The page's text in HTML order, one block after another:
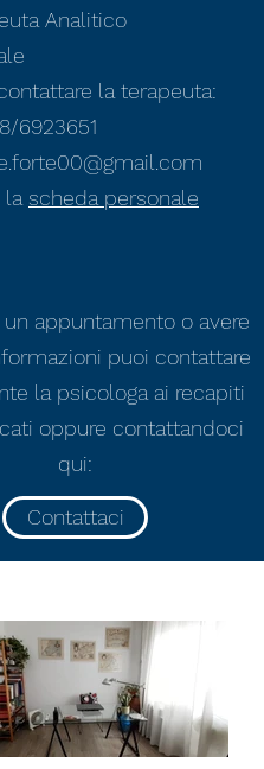
Analitico
la terapeuta:
scheda personale
un appuntamento o avere
puoi contattare
la psicologa ai recapiti
oppure contattandoci
qui:
Contattaci